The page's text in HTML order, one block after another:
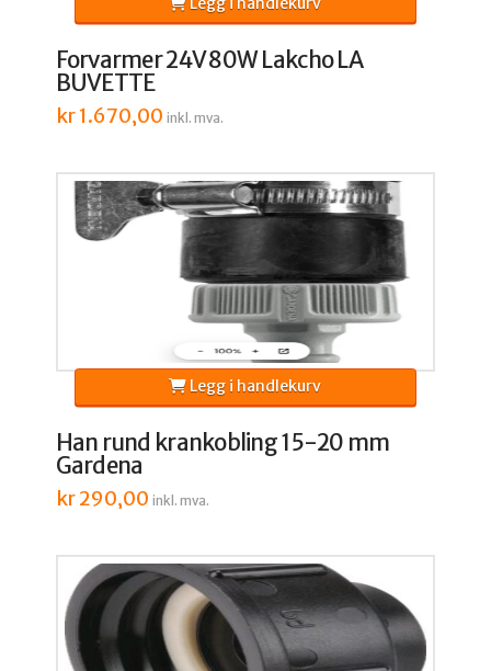
Forvarmer 24V 80W Lakcho LA
BUVETTE
kr1.670,00 inkl. mva.
Han rund krankobling 15-20 mm
Gardena
kr290,00 inkl. mva.
Legg i handlekurv